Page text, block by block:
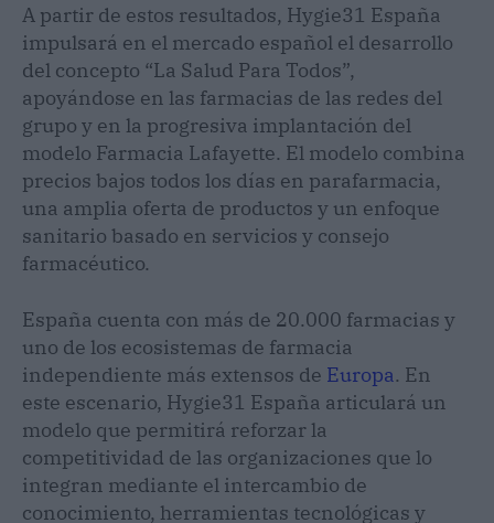
A partir de estos resultados, Hygie31 España
impulsará en el mercado español el desarrollo
del concepto “La Salud Para Todos”,
apoyándose en las farmacias de las redes del
grupo y en la progresiva implantación del
modelo Farmacia Lafayette. El modelo combina
precios bajos todos los días en parafarmacia,
una amplia oferta de productos y un enfoque
sanitario basado en servicios y consejo
farmacéutico.
España cuenta con más de 20.000 farmacias y
uno de los ecosistemas de farmacia
independiente más extensos de Europa. En
este escenario, Hygie31 España articulará un
modelo que permitirá reforzar la
competitividad de las organizaciones que lo
integran mediante el intercambio de
conocimiento, herramientas tecnológicas y